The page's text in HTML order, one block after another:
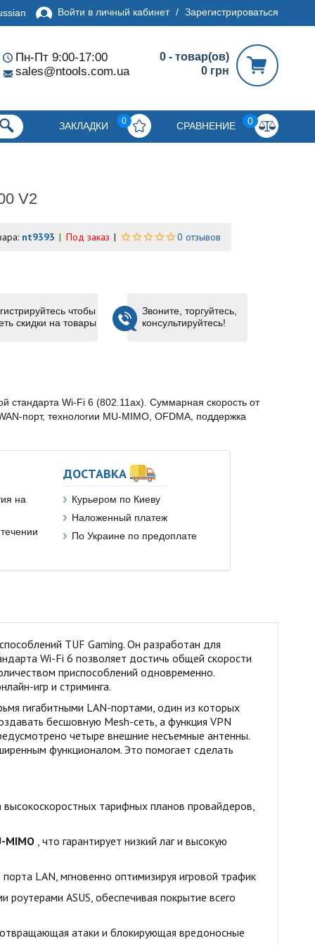
Войти в личный кабинет / Зарегистрироваться
Пн-Пт 9:00-17:00
sales@ntools.com.ua
0 - товар(ов)
0 грн
ЗАКЛАДКИ 0 СРАВНЕНИЕ 0
V2
nt9393 Под заказ 0 отзывов
чтобы
скидки на товары
Звоните, торгуйтесь,
консультируйтесь!
стандарта Wi-Fi 6 (802.11ax). Суммарная скорость от
порт, технологии MU-MIMO, OFDMA, поддержка
на
ДОСТАВКА
Курьером по Киеву
Наложенный платеж
По Украине по предоплате
TUF Gaming. Он разработан для
Wi-Fi 6 позволяет достичь общей скорости
приспособлений одновременно.
игр и стриминга.
гигабитными LAN-портами, один из которых
бесшовную Mesh-сеть, а функция VPN
четыре внешние несъемные антенны.
функционалом. Это помогает сделать
тарифных планов провайдеров,
MIMO , что гарантирует низкий лаг и высокую
LAN, мгновенно оптимизируя игровой трафик
ASUS, обеспечивая покрытие всего
атаки и блокирующая вредоносные